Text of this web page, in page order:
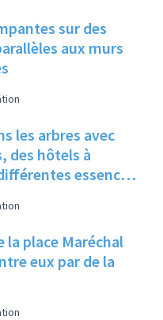
sur des
aux murs
les arbres avec
des hôtels à
essences
sur la place du
la place Maréchal
eux par de la